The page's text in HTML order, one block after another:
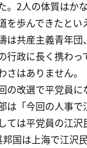
。2人の体質はか
を歩んできたとい
は共産主義青年団
行政に長く携わ
さはありません。
の改選で平党員に
は「今回の人事
ては平党員の江沢
国は上海で江沢